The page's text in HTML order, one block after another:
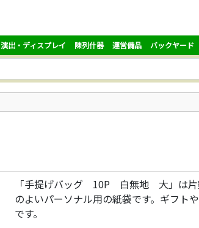
演出・ディスプレイ 陳列什器 運営備品 バックヤード
「手提げバッグ 10P 白無地 大」は片
のよいパーソナル用の紙袋です。ギフト
です。